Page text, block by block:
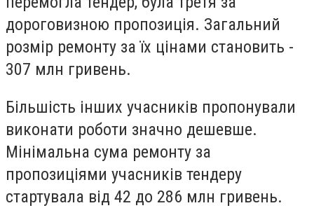
дороговизною пропозиція. Загальний
розмір ремонту за їх цінами становить -
307 млн гривень.
Більшість інших учасників пропонували
виконати роботи значно дешевше.
Мінімальна сума ремонту за
пропозиціями учасників тендеру
стартувала від 42 до 286 млн гривень.